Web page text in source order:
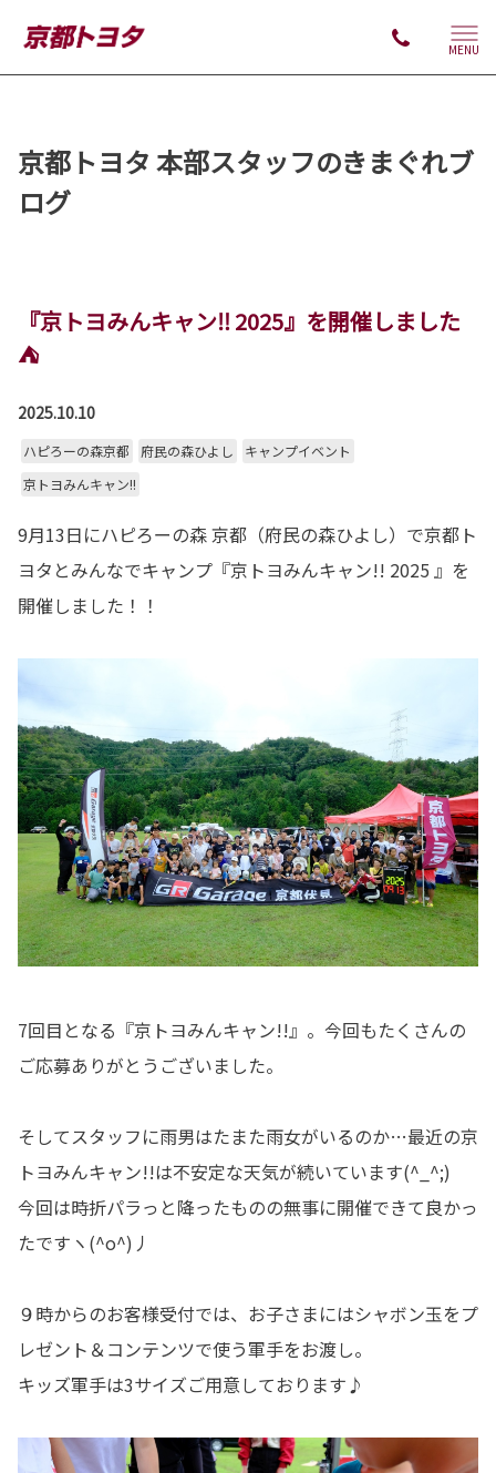
MENU
京都トヨタ 本部スタッフのきまぐれブ
ログ
『京トヨみんキャン‼︎ 2025』を開催しました
⛺
2025.10.10
ハピろーの森京都 府民の森ひよし
キャンプイベント
京トヨみんキャン!!
9月13日にハピろーの森 京都（府民の森ひよし）で京都ト
ヨタとみんなでキャンプ『京トヨみんキャン!! 2025 』を
開催しました！！
7回目となる『京トヨみんキャン!!』。今回もたくさんの
ご応募ありがとうございました。
そしてスタッフに雨男はたまた雨女がいるのか…最近の京
トヨみんキャン!!は不安定な天気が続いています(^_^;)
今回は時折パラっと降ったものの無事に開催できて良かっ
たですヽ(^o^)丿
９時からのお客様受付では、お子さまにはシャボン玉をプ
レゼント＆コンテンツで使う軍手をお渡し。
キッズ軍手は3サイズご用意しております♪